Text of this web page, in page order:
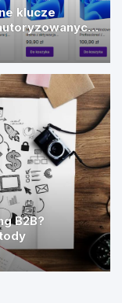
klucze
B2B?